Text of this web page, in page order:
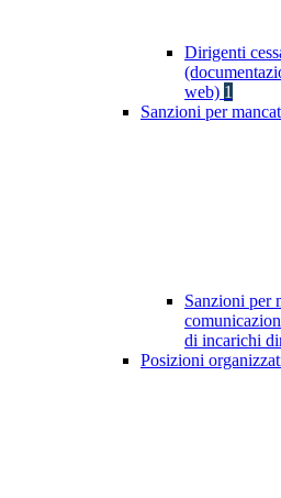
Dirigenti
web) 1
Sanzioni per
Sanzioni per
di incarichi
Posizioni